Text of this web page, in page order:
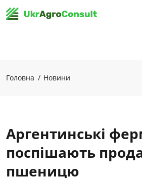
Головна Новини
Аргентинські
поспішають
пшеницю